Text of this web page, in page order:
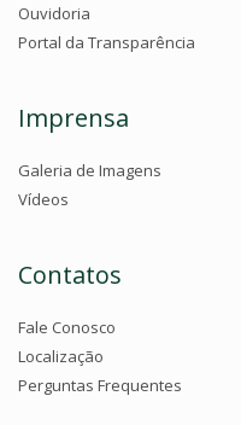
Ouvidoria
Portal da Transparência
Imprensa
Galeria de Imagens
Vídeos
Contatos
Fale Conosco
Localização
Perguntas Frequentes